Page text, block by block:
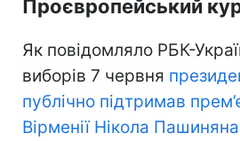
Проєвропейський
Як повідомляло РБК-
виборів 7 червня
публічно підтримав
Вірменії Нікола Пашиняна